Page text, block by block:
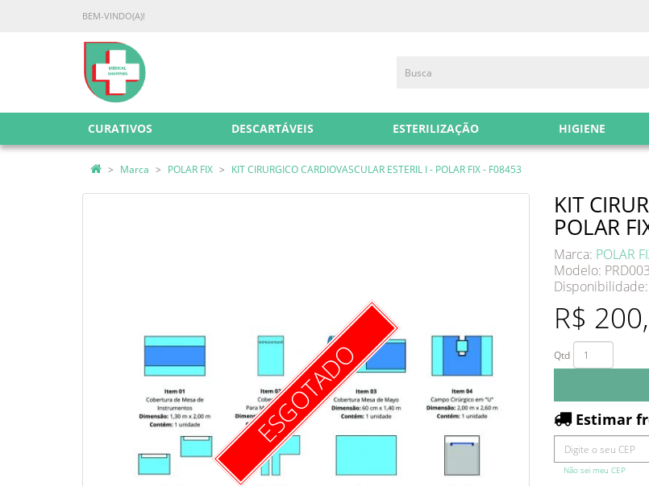
BEM-VINDO(A)!
CURATIVOS DESCARTÁVEIS ESTERILIZAÇÃO HIGIENE
Marca POLAR FIX KIT CIRURGICO CARDIOVASCULAR ESTERIL I - POLAR FIX - F08453
ESGOTADO
KIT
POLAR
Marca: POLAR
Modelo:
Disponibilidade:
R$
Qtd
Estimar
Não sei meu CEP